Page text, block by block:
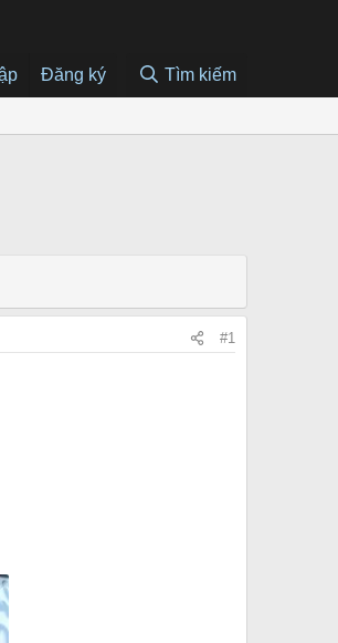
Đăng ký Tìm kiếm
#1